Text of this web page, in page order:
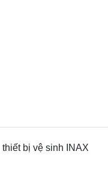
thiết bị vệ sinh INAX